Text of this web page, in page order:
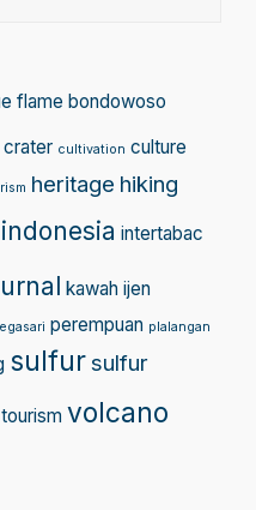
flame bondowoso
crater cultivation culture
heritage hiking
indonesia intertabac
kawah ijen
perempuan plalangan
sulfursulfur
tourism volcano